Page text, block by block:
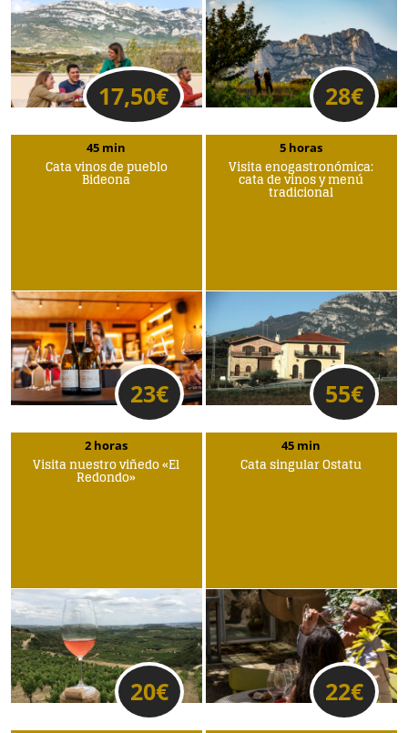
17,50€ 28€
45 min
Cata vinos de pueblo
Bideona
23€
5 horas
Visita enogastronómica:
cata de vinos y menú
tradicional
55€
2 horas
Visita nuestro viñedo «El
Redondo»
20€
45 min
Cata singular Ostatu
22€